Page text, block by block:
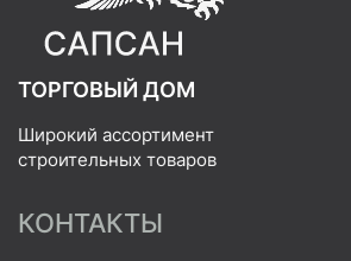
ТОРГОВЫЙ ДОМ
Широкий ассортимент
строительных товаров
КОНТАКТЫ